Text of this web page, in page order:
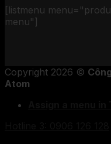
[listmenu
menu"]
Copyright 2026 ©
Atom